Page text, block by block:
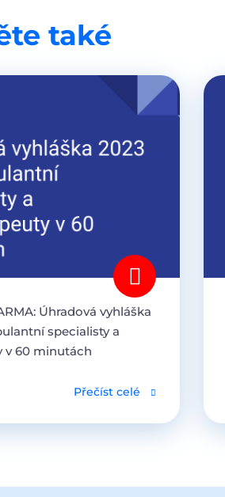
také
Úhradová vyhláška
specialisty a
v 60 minutách
Přečíst celé